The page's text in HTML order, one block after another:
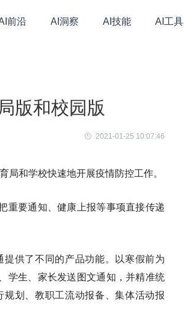
前沿 AI洞察 AI技能 AI工具
版和校园版
2021-01-25 10:07:46
局和学校快速地开展疫情防控工作。
重要通知、健康上报等事项直接传递
供了不同的产品功能。以寒假前为
学生、家长发送图文通知，并精准统
划、教职工流动报备、集体活动报